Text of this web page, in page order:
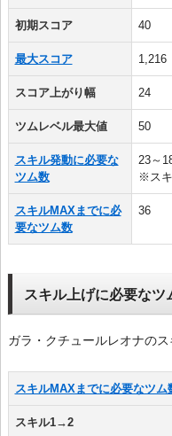
初期スコア 40
最大スコア 1,216
スコア上がり幅 24
ツムレベル最大値 50
スキル発動に必要な
ツム数
23～
※ス
スキルMAXまでに必
要なツム数
36
スキル上げに必要なツ
ガラ・クチュールレオナの
スキルMAXまでに必要なツム
スキル1→2